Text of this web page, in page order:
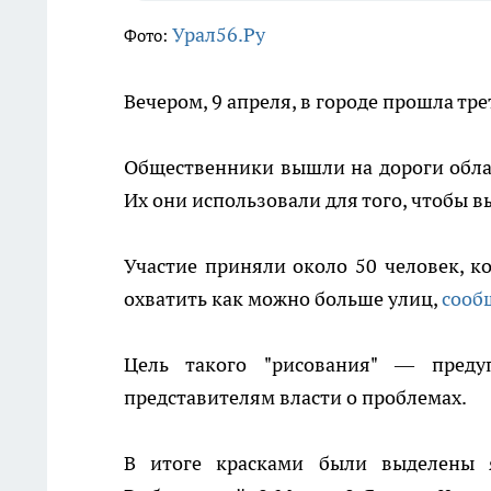
Фото: Урал56.Ру
Вечером, 9 апреля, в городе прошла
Общественники вышли на дороги
Их они использовали для того, чтобы
Участие приняли около 50 человек,
охватить как можно больше улиц,
Цель такого "рисования" —
представителям власти о проблемах.
В итоге красками были выделены